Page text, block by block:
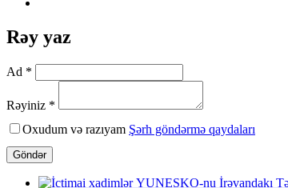
Rəy yaz
Ad *
Rəyiniz *
Oxudum və razıyam Şərh göndərmə qaydaları
Göndər